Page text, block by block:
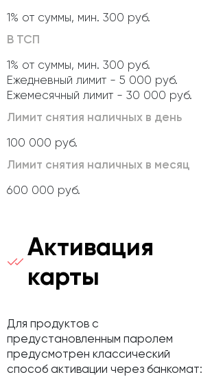
1% от суммы, мин. 300 руб.
В ТСП
1% от суммы, мин. 300 руб.
Ежедневный лимит - 5 000 руб.
Ежемесячный лимит - 30 000 руб.
Лимит снятия наличных в день
100 000 руб.
Лимит снятия наличных в месяц
600 000 руб.
Активация
карты
Для продуктов с
предустановленным паролем
предусмотрен классический
способ активации через банкомат: